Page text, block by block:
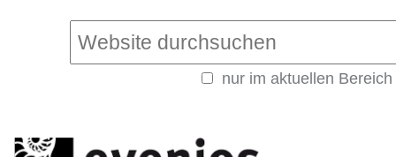
Werkzeuge
Website durchsuchen
nur im aktuellen Bereich